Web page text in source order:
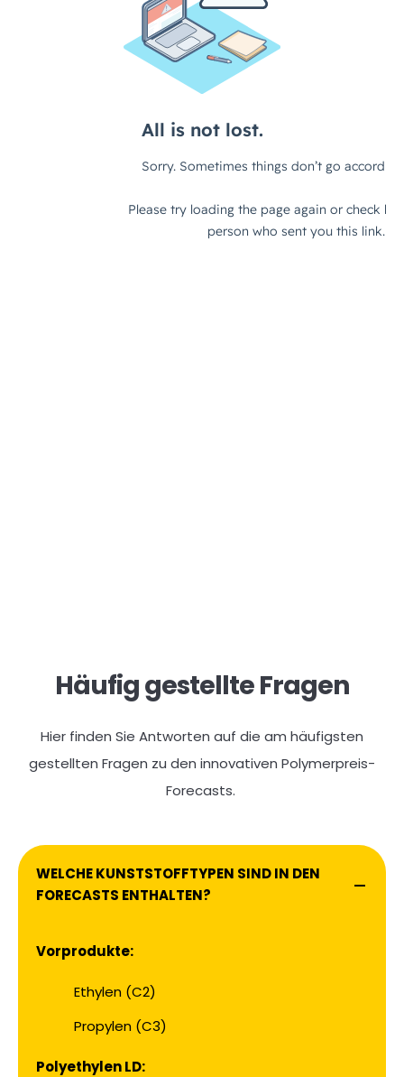
Häufig gestellte Fragen
Hier finden Sie Antworten auf die am häufigsten
gestellten Fragen zu den innovativen Polymerpreis-
Forecasts.
WELCHE KUNSTSTOFFTYPEN SIND IN DEN
FORECASTS ENTHALTEN?
Vorprodukte:
Ethylen (C2)
Propylen (C3)
Polyethylen LD: